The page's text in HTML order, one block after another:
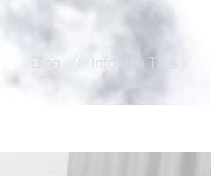
Blog Info dan Tips